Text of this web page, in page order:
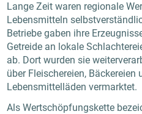
Lange Zeit waren regionale
Lebensmitteln
Betriebe gaben ihre
Getreide an lokale
ab. Dort wurden sie
über Fleischereien, Bäckereien
Lebensmittelläden vermarktet.
Als Wertschöpfungskette